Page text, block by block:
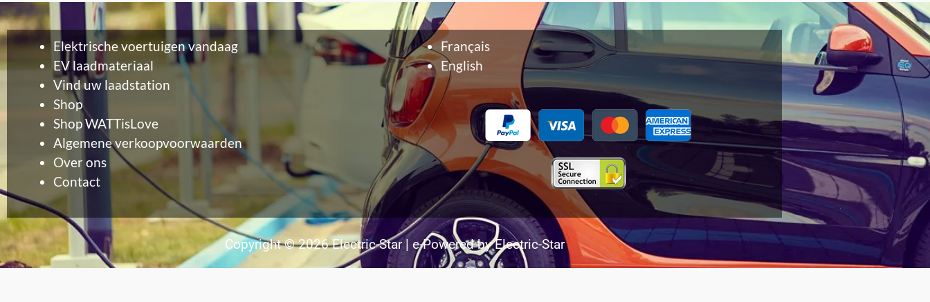
Elektrische voertuigen vandaag
EV laadmateriaal
Vind uw laadstation
Shop
Shop WATTisLove
Algemene verkoopvoorwaarden
Over ons
Contact
Français
English
Copyright © 2026 Electric-Star | e-Powered by Electric-Star